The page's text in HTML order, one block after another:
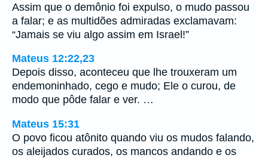
Assim que o demônio foi expulso, o mudo passou
a falar; e as multidões admiradas exclamavam:
“Jamais se viu algo assim em Israel!”
Mateus 12:22,23
Depois disso, aconteceu que lhe trouxeram um
endemoninhado, cego e mudo; Ele o curou, de
modo que pôde falar e ver. …
Mateus 15:31
O povo ficou atônito quando viu os mudos falando,
os aleijados curados, os mancos andando e os